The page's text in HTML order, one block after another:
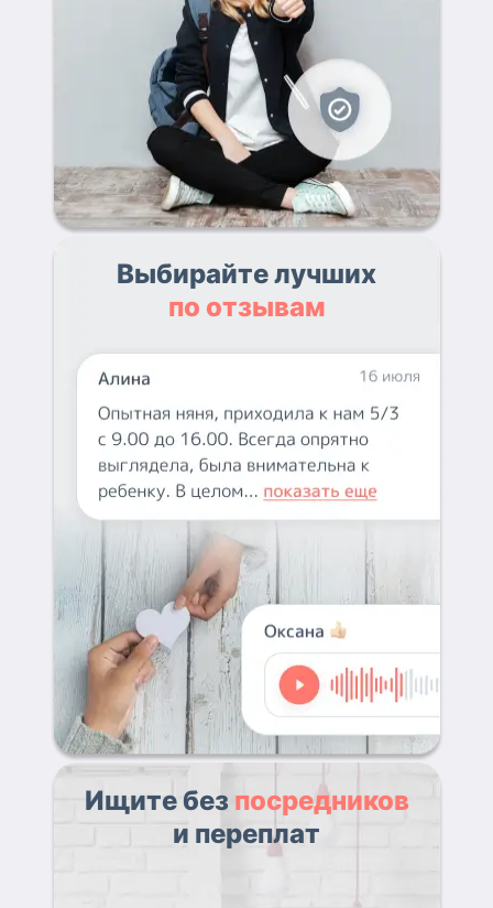
Выбирайте лучших
по отзывам
Ищите без посредников
и переплат